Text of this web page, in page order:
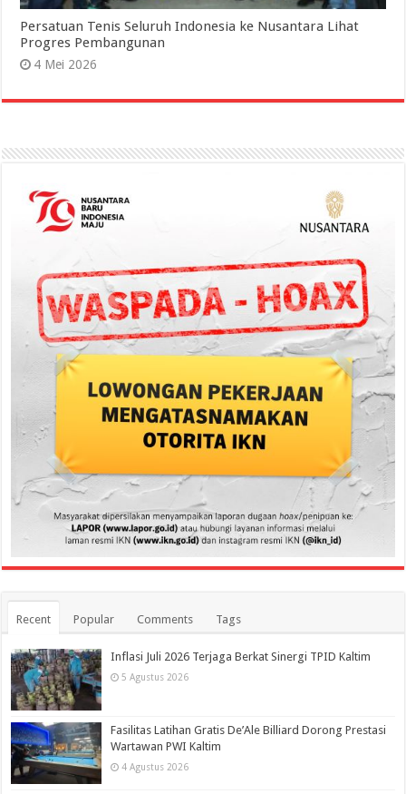
Persatuan Tenis Seluruh Indonesia ke Nusantara Lihat
Progres Pembangunan
4 Mei 2026
Recent Popular Comments Tags
Inflasi Juli 2026 Terjaga Berkat Sinergi TPID Kaltim
5 Agustus 2026
Fasilitas Latihan Gratis De’Ale Billiard Dorong Prestasi
Wartawan PWI Kaltim
4 Agustus 2026